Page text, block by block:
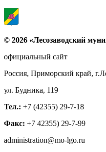
© 2026 «Лесозаводский
официальный сайт
Россия, Приморский край,
ул. Будника, 119
Тел.: +7 (42355) 29-7-18
Факс: +7 42355) 29-7-99
administration@mo-lgo.ru